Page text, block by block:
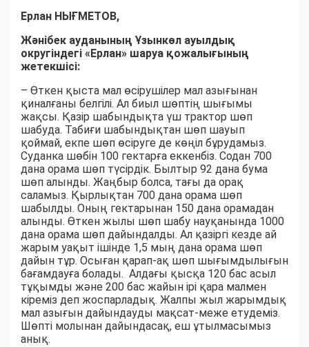
Ерлан НЫҒМЕТОВ,
Жәнібек ауданының Ұзынкөл ауылдық
округіндегі «Ерлан» шаруа қожалығының
жетекшісі:
– Өткен қыста мал өсірушілер мал азығынан
қиналғаны белгілі. Ал биыл шөптің шығымы
жақсы. Қазір шабындықта үш трактор шөп
шабуда. Табиғи шабындықтан шөп шауып
қоймай, екпе шөп өсіруге де көңіл бұрудамыз.
Суданка шөбін 100 гектарға еккенбіз. Содан 700
дана орама шөп түсірдік. Былтыр 92 дана бума
шөп алынды. Жаңбыр болса, тағы да орақ
саламыз. Қырлықтан 700 дана орама шөп
шабылды. Оның гектарынан 150 дана орамадан
алынды. Өткен жылы шөп шабу науқанында 1000
дана орама шөп дайындалды. Ал қазіргі кезде ай
жарым уақыт ішінде 1,5 мың дана орама шөп
дайын тұр. Осыған қарап-ақ шөп шығымдылығын
бағамдауға болады. Алдағы қысқа 120 бас асыл
тұқымды және 200 бас жайын ірі қара малмен
кіреміз деп жоспарладық. Жалпы жыл жарымдық
мал азығын дайындауды мақсат-меже етудеміз.
Шөпті молынан дайындасақ, еш ұтылмасымыз
анық.